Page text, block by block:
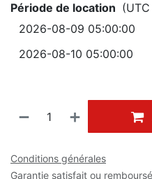
Période de location
Conditions générales
Garantie satisfait ou